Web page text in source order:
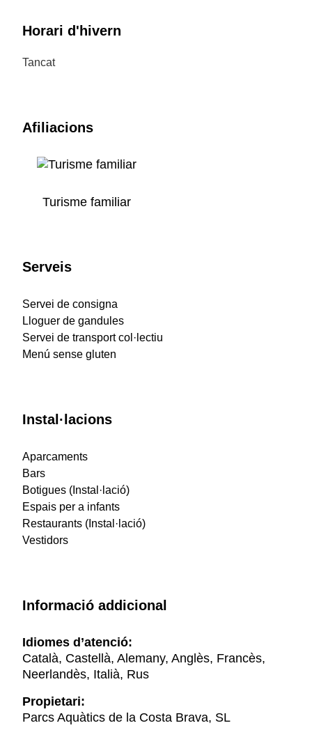
Horari d'hivern
Tancat
Afiliacions
Turisme familiar
Serveis
Servei de consigna
Lloguer de gandules
Servei de transport col·lectiu
Menú sense gluten
Instal·lacions
Aparcaments
Bars
Botigues (Instal·lació)
Espais per a infants
Restaurants (Instal·lació)
Vestidors
Informació addicional
Idiomes d’atenció:
Català, Castellà, Alemany, Anglès, Francès,
Neerlandès, Italià, Rus
Propietari:
Parcs Aquàtics de la Costa Brava, SL